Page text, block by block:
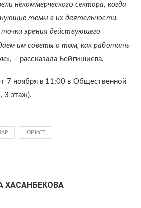
некоммерческого сектора, когда
темы в их деятельности.
зрения действующего
им советы о том, как работать
, – рассказала Бейгишиева.
7 ноября в 11:00 в Общественной
3 этаж).
ЮРИСТ
ХАСАНБЕКОВА